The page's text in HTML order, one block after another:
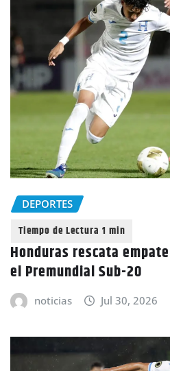
DEPORTES
Honduras rescata
el Premundial Sub-20
noticias Jul 30, 2026